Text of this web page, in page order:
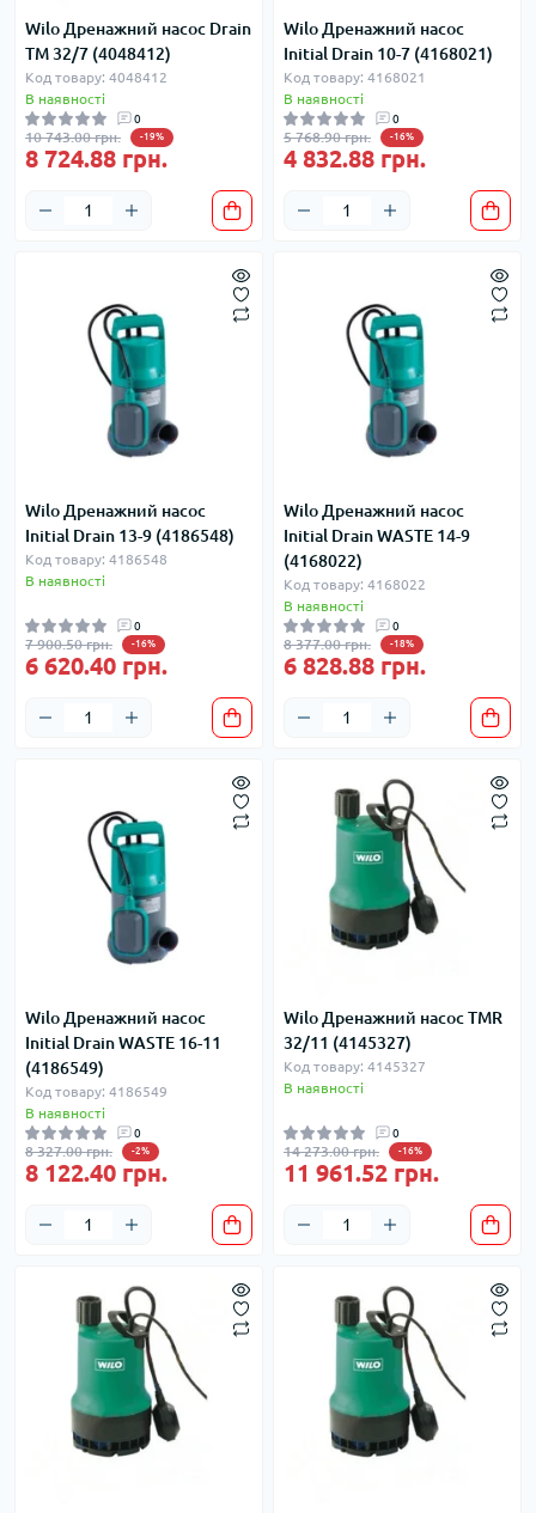
Wilo Дренажний насос Drain
TM 32/7 (4048412)
Код товару: 4048412
В наявності
0
10 743.00 грн. -19%
8 724.88 грн.
Wilo Дренажний насос
Initial Drain 10-7 (4168021)
Код товару: 4168021
В наявності
0
5 768.90 грн. -16%
4 832.88 грн.
Wilo Дренажний насос
Initial Drain 13-9 (4186548)
Код товару: 4186548
В наявності
0
7 900.50 грн. -16%
6 620.40 грн.
Wilo Дренажний насос
Initial Drain WASTE 14-9
(4168022)
Код товару: 4168022
В наявності
0
8 377.00 грн. -18%
6 828.88 грн.
Wilo Дренажний насос
Initial Drain WASTE 16-11
(4186549)
Код товару: 4186549
В наявності
0
8 327.00 грн. -2%
8 122.40 грн.
Wilo Дренажний насос TMR
32/11 (4145327)
Код товару: 4145327
В наявності
0
14 273.00 грн. -16%
11 961.52 грн.